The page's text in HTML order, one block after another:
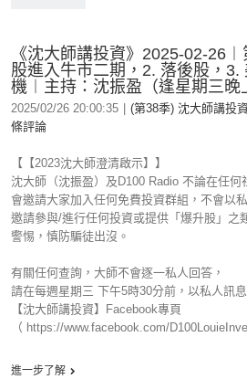
《沈大師講投資》2025-02-
股進入牛市二期，2. 落後股，3.
機︱主持：沈振盈（逢星期三晚
2025/02/26 20:00:35 (第38季) 沈大師講投
條評論
【【2023沈大師澄清啟示】】
沈大師（沈振盈）及D100 Radio 不論在任
會邀請大家加入任何免費投資群組，不會以
邀請參與/進行任何投資或提供「爆升股」之
警惕，慎防騙徒出沒。
有關任何查詢，大師不會逐一私人回答，
請在每週星期三 下午5時30分前，以私人訊
【沈大師講投資】Facebook專頁
（ https://www.facebook.com/
進一步了解